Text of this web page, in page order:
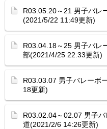
R03.05.20～21 男子バレ
(2021/5/22 11:49更新)
R03.04.18～25 男子バレ
部(2021/4/25 22:33更新)
R03.03.07 男子バレーボ
18更新)
R03.02.04～02.07 男子
道(2021/2/6 14:26更新)